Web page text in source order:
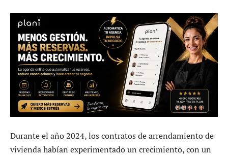
Durante el año 2024, los contratos de arrendamiento de
vivienda habían experimentado un crecimiento, con un